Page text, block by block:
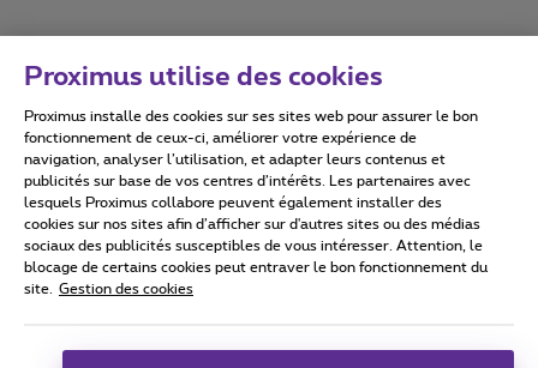
Conditions d'utilisation Accessibility statement
Tous droits réservés. © 2026 Proximus
Conditions générales, info consommateur
Proximus utilise des cookies
Proximus installe des cookies sur ses sites web pour assurer le bon
fonctionnement de ceux-ci, améliorer votre expérience de
navigation, analyser l’utilisation, et adapter leurs contenus et
publicités sur base de vos centres d’intérêts. Les partenaires avec
lesquels Proximus collabore peuvent également installer des
cookies sur nos sites afin d’afficher sur d'autres sites ou des médias
sociaux des publicités susceptibles de vous intéresser. Attention, le
blocage de certains cookies peut entraver le bon fonctionnement du
site.
Gestion des cookies